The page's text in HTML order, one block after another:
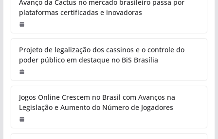
Avanço da Cactus no mercado brasileiro passa por
plataformas certificadas e inovadoras
Projeto de legalização dos cassinos e o controle do
poder público em destaque no BiS Brasília
Jogos Online Crescem no Brasil com Avanços na
Legislação e Aumento do Número de Jogadores